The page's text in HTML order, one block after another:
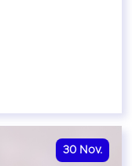
30 Nov.